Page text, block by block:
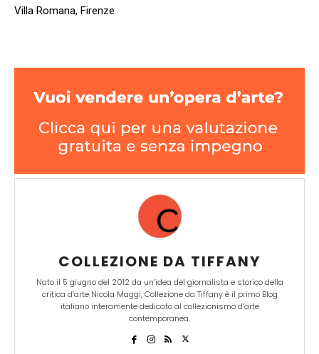
Villa Romana, Firenze
COLLEZIONE DA TIFFANY
Nato il 5 giugno del 2012 da un’idea del giornalista e storico della
critica d’arte Nicola Maggi, Collezione da Tiffany è il primo Blog
italiano interamente dedicato al collezionismo d’arte
contemporanea.